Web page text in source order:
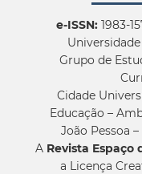
e-ISSN:1983-
Grupo de
Cidade
Educação –
João Pessoa
A Revista Espaço
a Licença